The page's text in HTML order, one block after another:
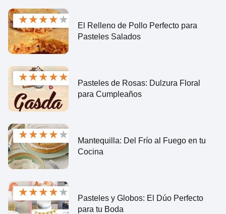
★★★★★
El Relleno de Pollo Perfecto para
Pasteles Salados
★★★★★
Pasteles de Rosas: Dulzura Floral
para Cumpleaños
★★★★★
Mantequilla: Del Frío al Fuego en tu
Cocina
★★★★★
Pasteles y Globos: El Dúo Perfecto
para tu Boda